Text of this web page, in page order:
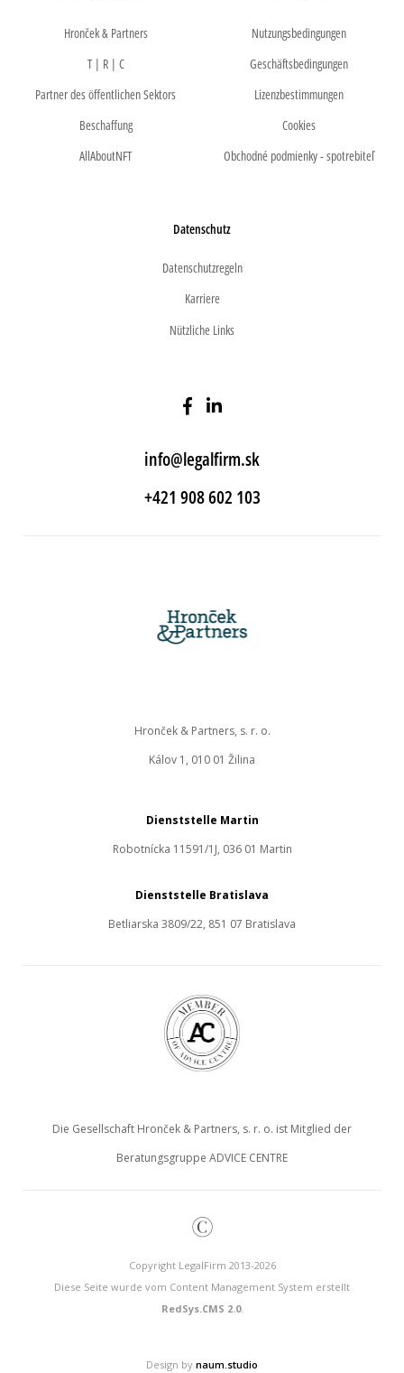
Hronček & Partners
T | R | C
Partner des öffentlichen Sektors
Beschaffung
AllAboutNFT
Nutzungsbedingungen
Geschäftsbedingungen
Lizenzbestimmungen
Cookies
Obchodné podmienky - spotrebiteľ
Datenschutz
Datenschutzregeln
Karriere
Nützliche Links
info@legalfirm.sk
+421 908 602 103
Dienststelle Martin
Robotnícka 11591/1J, 036 01 Martin
Hronček & Partners, s. r. o.
Kálov 1, 010 01 Žilina
Dienststelle Bratislava
Betliarska 3809/22, 851 07 Bratislava
Die Gesellschaft Hronček & Partners, s. r. o. ist Mitglied der
Beratungsgruppe ADVICE CENTRE
©
Copyright LegalFirm 2013-2026
Diese Seite wurde vom Content Management System erstellt
RedSys.CMS 2.0.
Design by naum.studio